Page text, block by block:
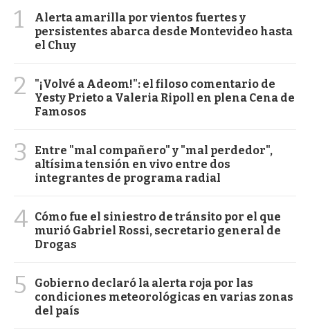
1
Alerta amarilla por vientos fuertes y
persistentes abarca desde Montevideo hasta
el Chuy
2
"¡Volvé a Adeom!": el filoso comentario de
Yesty Prieto a Valeria Ripoll en plena Cena de
Famosos
3
Entre "mal compañero" y "mal perdedor",
altísima tensión en vivo entre dos
integrantes de programa radial
4 Cómo fue el siniestro de tránsito por el que
murió Gabriel Rossi, secretario general de
Drogas
5
Gobierno declaró la alerta roja por las
condiciones meteorológicas en varias zonas
del país